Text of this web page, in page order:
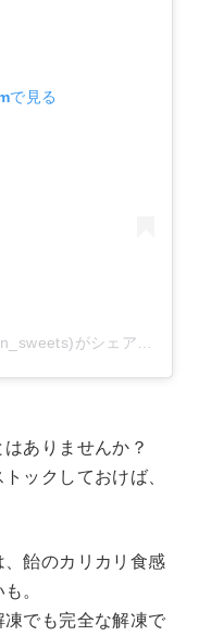
で見る
甘党コンビニがーる(@amatouchan_sweets)がシェアした投稿
ありませんか？
ックしておけば、
飴のカリカリ食感
。
でも完全な解凍で